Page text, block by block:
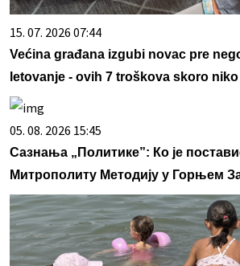
15. 07. 2026 07:44
Većina građana izgubi novac pre
letovanje - ovih 7 troškova skoro
05. 08. 2026 15:45
Сазнања „Политике”: Ко је
Митрополиту Методију у Горњем